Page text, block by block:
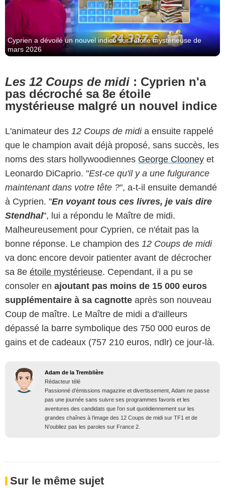
Cyprien a dévoilé un nouvel indice sur l'étoile mystérieuse de
mars 2026
Les 12 Coups de midi : Cyprien n'a
pas décroché sa 8e étoile
mystérieuse malgré un nouvel indice
L'animateur des 12 Coups de midia ensuite rappelé
que le champion avait déjà proposé, sans succès, les
noms des stars hollywoodiennes George Clooney et
Leonardo DiCaprio. "Est-ce qu'il y a une fulgurance
maintenant dans votre tête ?", a-t-il ensuite demandé
à Cyprien. "En voyant tous ces livres, je vais dire
Stendhal", lui a répondu le Maître de midi.
Malheureusement pour Cyprien, ce n'était pas la
bonne réponse. Le champion des 12 Coups de midi
va donc encore devoir patienter avant de décrocher
sa 8e étoile mystérieuse. Cependant, il a pu se
consoler en ajoutant pas moins de 15 000 euros
supplémentaire à sa cagnotte après son nouveau
Coup de maître. Le Maître de midi a d'ailleurs
dépassé la barre symbolique des 750 000 euros de
gains et de cadeaux (757 210 euros, ndlr) ce jour-là.
Adam de la Tremblière
Rédacteur télé
Passionné d’émissions magazine et divertissement, Adam ne passe
pas une journée sans suivre ses programmes favoris et les
aventures des candidats que l’on suit quotidiennement sur les
grandes chaînes à l’image des 12 Coups de midi sur TF1 et de
N’oubliez pas les paroles sur France 2.
Sur le même sujet